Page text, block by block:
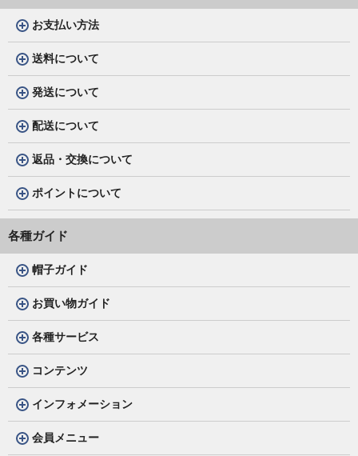
お支払い方法
送料について
発送について
配送について
返品・交換について
ポイントについて
各種ガイド
帽子ガイド
お買い物ガイド
各種サービス
コンテンツ
インフォメーション
会員メニュー